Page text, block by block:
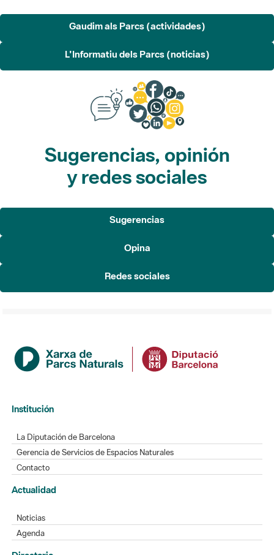
Gaudim als Parcs (actividades)
L'Informatiu dels Parcs (noticias)
Sugerencias, opinión
y redes sociales
Sugerencias
Opina
Redes sociales
Institución
La Diputación de Barcelona
Gerencia de Servicios de Espacios Naturales
Contacto
Actualidad
Noticias
Agenda